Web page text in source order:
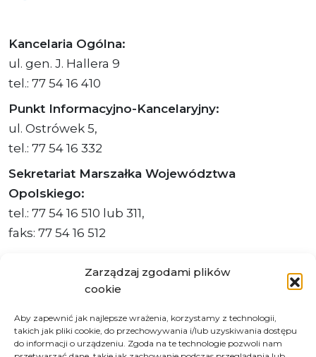
Zarządzaj zgodami plików
cookie
Aby zapewnić jak najlepsze wrażenia, korzystamy z technologii,
takich jak pliki cookie, do przechowywania i/lub uzyskiwania dostępu
do informacji o urządzeniu. Zgoda na te technologie pozwoli nam
Kancelaria Ogólna:
ul. gen. J. Hallera 9
tel.: 77 54 16 410
Punkt Informacyjno-Kancelaryjny:
ul. Ostrówek 5,
tel.: 77 54 16 332
Sekretariat Marszałka Województwa
Opolskiego:
tel.: 77 54 16 510 lub 311,
faks: 77 54 16 512
Adres do e-Doręczeń
Urzędu: AE:PL-66703-73759-IGTUV-14